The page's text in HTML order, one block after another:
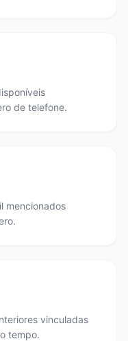
de telefone.
mencionados
vinculadas
tempo.